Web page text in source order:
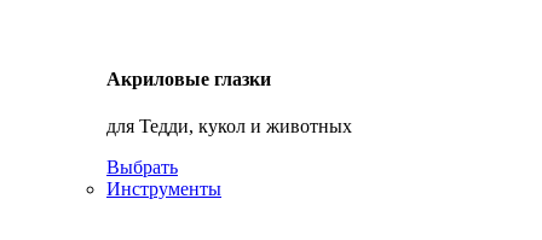
Акриловые глазки
для Тедди, кукол и животных
Выбрать
Инструменты